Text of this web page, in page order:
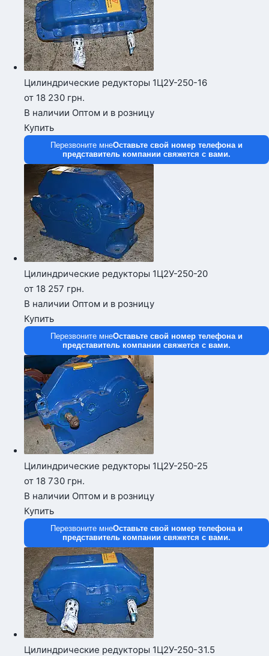
Цилиндрические редукторы 1Ц2У-250-16
от 18 230 грн.
В наличии Оптом и в розницу
Купить
Перезвоните мнеОставьте свой номер телефона и
представитель компании свяжется с вами.
Цилиндрические редукторы 1Ц2У-250-20
от 18 257 грн.
В наличии Оптом и в розницу
Купить
Перезвоните мнеОставьте свой номер телефона и
представитель компании свяжется с вами.
Цилиндрические редукторы 1Ц2У-250-25
от 18 730 грн.
В наличии Оптом и в розницу
Купить
Перезвоните мнеОставьте свой номер телефона и
представитель компании свяжется с вами.
Цилиндрические редукторы 1Ц2У-250-31.5